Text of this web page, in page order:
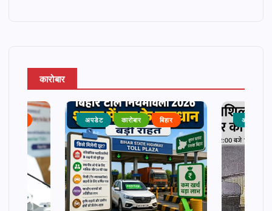
कारोबार
अपडेट कारोबार बिहार अपडेट